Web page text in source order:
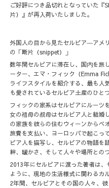
ご好評につき品切れとなっていた『
片）
』が再入荷いたしました。
外国人の目から見たセルビア―アメ
の「断片（snippet）」
数年間セルビアに滞在し、国内を旅
ーター、エマ・フィック（Emma
ライフスタイルを紹介する、最も人
も愛されているセルビア土産のひとつ
フィックの家系はセルビアにルーツ
女の祖母の叔母はセルビア人と結婚
の家族を彼らの住むウィーンからベ
旅費を支払い、ヨーロッパで起こっ
ビア人を描写し、セルビアの物語を
絆、暖かさ、そして人々や場所との
2013年にセルビアに渡った著者は
ように、現地の生活様式に関わるカ
2年間、セルビアとその国の人々、